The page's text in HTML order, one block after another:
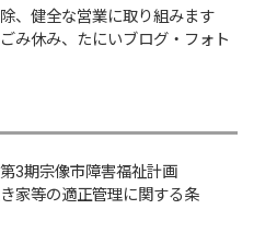
、健全な営業に取り組みます
み休み、たにいブログ・フォト
3期宗像市障害福祉計画
家等の適正管理に関する条